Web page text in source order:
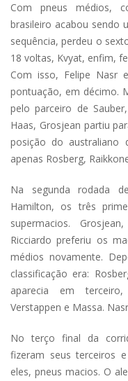
Com pneus médios,
brasileiro acabou sendo
sequência, perdeu o
18 voltas, Kvyat, enfim,
Com isso, Felipe Nasr
pontuação, em décimo.
pelo parceiro de
Haas, Grosjean partiu
posição do australiano
apenas Rosberg,
Na segunda rodada
Hamilton, os três
supermacios.
Ricciardo preferiu os
médios novamente.
classificação era:
aparecia em
Verstappen e Massa.
No terço final da
fizeram seus terceiros
eles, pneus macios. O